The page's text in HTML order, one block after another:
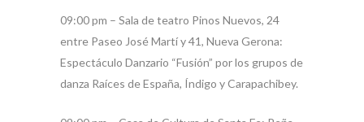
09:00 pm – Sala de teatro Pinos Nuevos, 24
entre Paseo José Martí y 41, Nueva Gerona:
Espectáculo Danzario “Fusión” por los grupos de
danza Raíces de España, Índigo y Carapachibey.